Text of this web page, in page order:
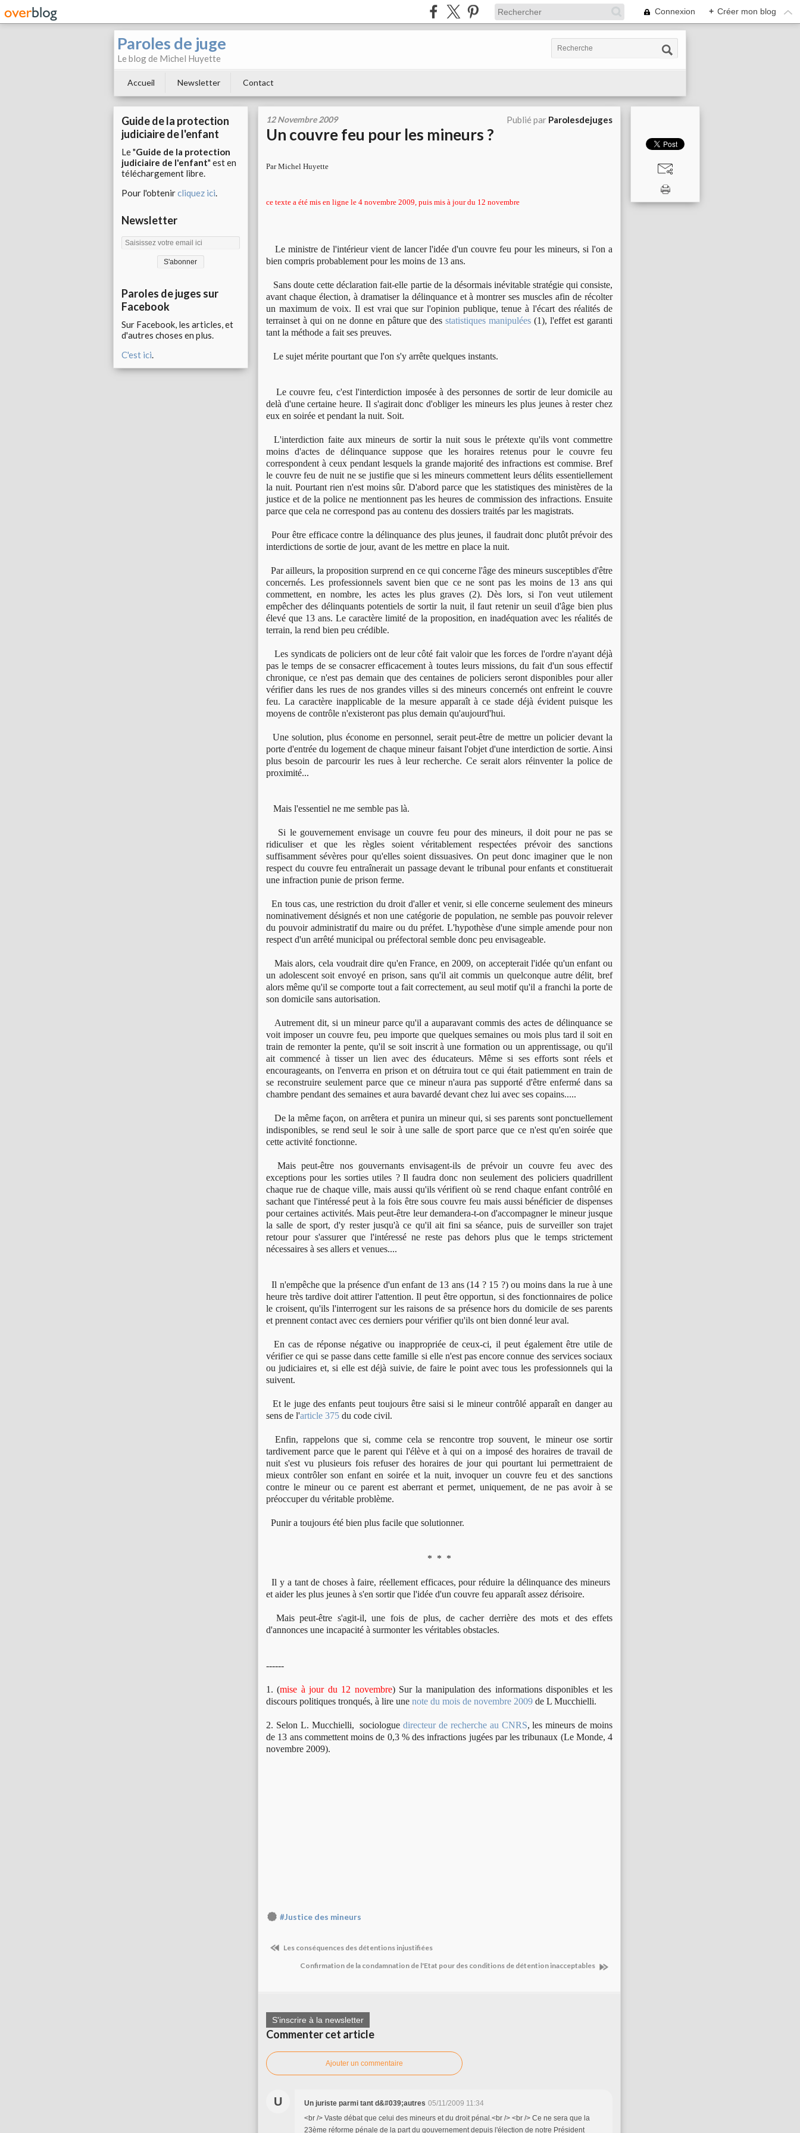
Connexion + Créer mon blog
Paroles de juge
Le blog de Michel Huyette
Accueil Newsletter Contact
Guide de la protection
judiciaire de l'enfant
Le "Guide de la protection
judiciaire de l'enfant" est en
téléchargement libre.
Pour l'obtenircliquez ici.
Newsletter
Paroles de juges sur
Facebook
Sur Facebook, les articles, et
d'autres choses en plus.
C'est ici.
12 Novembre 2009 Publié par Parolesdejuges
Un couvre feu pour les mineurs ?
Par Michel Huyette
ce texte a été mis en ligne le 4 novembre 2009, puis mis à jour du 12 novembre
Le ministre de l'intérieur vient de lancer l'idée d'un couvre feu pour les mineurs, si l'on a
bien compris probablement pour les moins de 13 ans.
Sans doute cette déclaration fait-elle partie de la désormais inévitable stratégie qui consiste,
avant chaque élection, à dramatiser la délinquance et à montrer ses muscles afin de récolter
un maximum de voix. Il est vrai que sur l'opinion publique, tenue à l'écart des réalités de
terrainset à qui on ne donne en pâture que desstatistiques manipulées (1), l'effet est garanti
tant la méthode a fait ses preuves.
Le sujet mérite pourtant que l'on s'y arrête quelques instants.
Le couvre feu, c'est l'interdiction imposée à des personnes de sortir de leur domicile au
delà d'une certaine heure. Il s'agirait donc d'obliger les mineurs les plus jeunes à rester chez
eux en soirée et pendant la nuit. Soit.
L'interdiction faite aux mineurs de sortir la nuit sous le prétexte qu'ils vont commettre
moins d'actes de délinquance suppose que les horaires retenus pour le couvre feu
correspondent à ceux pendant lesquels la grande majorité des infractions est commise. Bref
le couvre feu de nuit ne se justifie que si les mineurs commettent leurs délits essentiellement
la nuit. Pourtant rien n'est moins sûr. D'abord parce que les statistiques des ministères de la
justice et de la police ne mentionnent pas les heures de commission des infractions. Ensuite
parce que cela ne correspond pas au contenu des dossiers traités par les magistrats.
Pour être efficace contre la délinquance des plus jeunes, il faudrait donc plutôt prévoir des
interdictions de sortie de jour, avant de les mettre en place la nuit.
Par ailleurs, la proposition surprend en ce qui concerne l'âge des mineurs susceptibles d'être
concernés. Les professionnels savent bien que ce ne sont pas les moins de 13 ans qui
commettent, en nombre, les actes les plus graves (2). Dès lors, si l'on veut utilement
empêcher des délinquants potentiels de sortir la nuit, il faut retenir un seuil d'âge bien plus
élevé que 13 ans. Le caractère limité de la proposition, en inadéquation avec les réalités de
terrain, la rend bien peu crédible.
Les syndicats de policiers ont de leur côté fait valoir que les forces de l'ordre n'ayant déjà
pas le temps de se consacrer efficacement à toutes leurs missions, du fait d'un sous effectif
chronique, ce n'est pas demain que des centaines de policiers seront disponibles pour aller
vérifier dans les rues de nos grandes villes si des mineurs concernés ont enfreint le couvre
feu. La caractère inapplicable de la mesure apparaît à ce stade déjà évident puisque les
moyens de contrôle n'existeront pas plus demain qu'aujourd'hui.
Une solution, plus économe en personnel, serait peut-être de mettre un policier devant la
porte d'entrée du logement de chaque mineur faisant l'objet d'une interdiction de sortie. Ainsi
plus besoin de parcourir les rues à leur recherche. Ce serait alors réinventer la police de
proximité...
Mais l'essentiel ne me semble pas là.
Si le gouvernement envisage un couvre feu pour des mineurs, il doit pour ne pas se
ridiculiser et que les règles soient véritablement respectées prévoir des sanctions
suffisamment sévères pour qu'elles soient dissuasives. On peut donc imaginer que le non
respect du couvre feu entraînerait un passage devant le tribunal pour enfants et constituerait
une infraction punie de prison ferme.
En tous cas, une restriction du droit d'aller et venir, si elle concerne seulement des mineurs
nominativement désignés et non une catégorie de population, ne semble pas pouvoir relever
du pouvoir administratif du maire ou du préfet. L'hypothèse d'une simple amende pour non
respect d'un arrêté municipal ou préfectoral semble donc peu envisageable.
Mais alors, cela voudrait dire qu'en France, en 2009, on accepterait l'idée qu'un enfant ou
un adolescent soit envoyé en prison, sans qu'il ait commis un quelconque autre délit, bref
alors même qu'il se comporte tout a fait correctement, au seul motif qu'il a franchi la porte de
son domicile sans autorisation.
Autrement dit, si un mineur parce qu'il a auparavant commis des actes de délinquance se
voit imposer un couvre feu, peu importe que quelques semaines ou mois plus tard il soit en
train de remonter la pente, qu'il se soit inscrit à une formation ou un apprentissage, ou qu'il
ait commencé à tisser un lien avec des éducateurs. Même si ses efforts sont réels et
encourageants, on l'enverra en prison et on détruira tout ce qui était patiemment en train de
se reconstruire seulement parce que ce mineur n'aura pas supporté d'être enfermé dans sa
chambre pendant des semaines et aura bavardé devant chez lui avec ses copains.....
De la même façon, on arrêtera et punira un mineur qui, si ses parents sont ponctuellement
indisponibles, se rend seul le soir à une salle de sport parce que ce n'est qu'en soirée que
cette activité fonctionne.
Mais peut-être nos gouvernants envisagent-ils de prévoir un couvre feu avec des
exceptions pour les sorties utiles ? Il faudra donc non seulement des policiers quadrillent
chaque rue de chaque ville, mais aussi qu'ils vérifient où se rend chaque enfant contrôlé en
sachant que l'intéressé peut à la fois être sous couvre feu mais aussi bénéficier de dispenses
pour certaines activités. Mais peut-être leur demandera-t-on d'accompagner le mineur jusque
la salle de sport, d'y rester jusqu'à ce qu'il ait fini sa séance, puis de surveiller son trajet
retour pour s'assurer que l'intéressé ne reste pas dehors plus que le temps strictement
nécessaires à ses allers et venues....
Il n'empêche que la présence d'un enfant de 13 ans (14 ? 15 ?) ou moins dans la rue à une
heure très tardive doit attirer l'attention. Il peut être opportun, si des fonctionnaires de police
le croisent, qu'ils l'interrogent sur les raisons de sa présence hors du domicile de ses parents
et prennent contact avec ces derniers pour vérifier qu'ils ont bien donné leur aval.
En cas de réponse négative ou inappropriée de ceux-ci, il peut également être utile de
vérifier ce qui se passe dans cette famille si elle n'est pas encore connue des services sociaux
ou judiciaires et, si elle est déjà suivie, de faire le point avec tous les professionnels qui la
suivent.
Et le juge des enfants peut toujours être saisi si le mineur contrôlé apparaît en danger au
sens de l'article 375 du code civil.
Enfin, rappelons que si, comme cela se rencontre trop souvent, le mineur ose sortir
tardivement parce que le parent qui l'élève et à qui on a imposé des horaires de travail de
nuit s'est vu plusieurs fois refuser des horaires de jour qui pourtant lui permettraient de
mieux contrôler son enfant en soirée et la nuit, invoquer un couvre feu et des sanctions
contre le mineur ou ce parent est aberrant et permet, uniquement, de ne pas avoir à se
préoccuper du véritable problème.
Punir a toujours été bien plus facile que solutionner.
* * *
Il y a tant de choses à faire, réellement efficaces, pour réduire la délinquance des mineurs
et aider les plus jeunes à s'en sortir que l'idée d'un couvre feu apparaît assez dérisoire.
Mais peut-être s'agit-il, une fois de plus, de cacher derrière des mots et des effets
d'annonces une incapacité à surmonter les véritables obstacles.
------
1. (mise à jour du 12 novembre) Sur la manipulation des informations disponibles et les
discours politiques tronqués, à lire une note du mois de novembre 2009 de L Mucchielli.
2. Selon L. Mucchielli, sociologuedirecteur de recherche au CNRS, les mineurs de moins
de 13 ans commettent moins de 0,3 % des infractions jugées par les tribunaux (Le Monde, 4
novembre 2009).
#Justice des mineurs
Les conséquences des détentions injustifiées
Confirmation de la condamnation de l'Etat pour des conditions de détention inacceptables
S'inscrire à la newsletter
Commenter cet article
Ajouter un commentaire
U Un juriste parmi tant d&#039;autres 05/11/2009 11:34
<br /> Vaste débat que celui des mineurs et du droit pénal.<br /> <br /> Ce ne sera que la
23ème réforme pénale de la part du gouvernement depuis l'élection de notre Président